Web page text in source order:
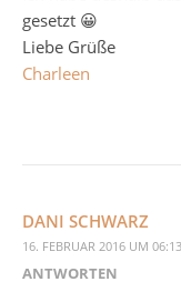
gesetzt 😀
Liebe Grüße
Charleen
DANI SCHWARZ
16. FEBRUAR 2016 UM 06:13
ANTWORTEN